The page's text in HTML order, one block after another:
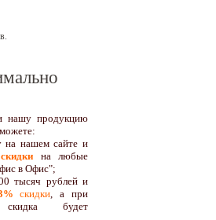
нашу продукцию
на нашем сайте и
на любые
в Офис";
тысяч рублей и
скидки, а при
будет